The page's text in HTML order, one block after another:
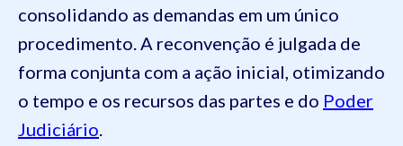
consolidando as demandas em um único
procedimento. A reconvenção é julgada de
forma conjunta com a ação inicial, otimizando
o tempo e os recursos das partes e do Poder
Judiciário